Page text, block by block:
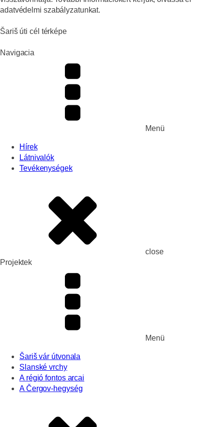
adatvédelmi szabályzatunkat.
Šariš úti cél térképe
Navigacia
Menü
Hírek
Látnivalók
Tevékenységek
close
Projektek
Menü
Šariš vár útvonala
Slanské vrchy
A régió fontos arcai
A Čergov-hegység